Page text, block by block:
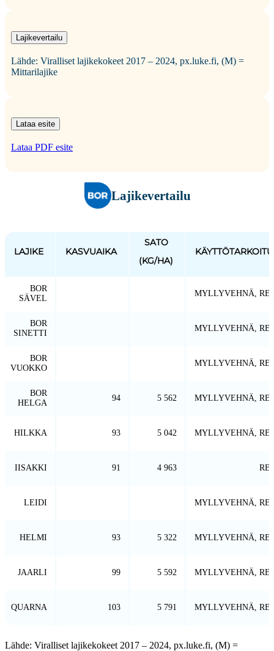
Lajikevertailu
Lähde: Viralliset lajikekokeet 2017 – 2024, px.luke.fi, (M) =
Mittarilajike
Lataa esite
Lataa PDF esite
Lajikevertailu
LAJIKE KASVUAIKA
SATO
(KG/HA)
BOR
SÄVEL
MYLLYVEHNÄ,
BOR
SINETTI
MYLLYVEHNÄ,
BOR
VUOKKO
MYLLYVEHNÄ,
BOR
HELGA
94 5 562 MYLLYVEHNÄ,
HILKKA 93 5 042 MYLLYVEHNÄ,
IISAKKI 91 4 963
LEIDI MYLLYVEHNÄ,
HELMI 93 5 322 MYLLYVEHNÄ,
JAARLI 99 5 592 MYLLYVEHNÄ,
QUARNA 103 5 791 MYLLYVEHNÄ,
Lähde: Viralliset lajikekokeet 2017 – 2024, px.luke.fi, (M) =